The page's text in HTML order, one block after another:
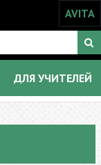
AVITA
ДЛЯ УЧИТЕЛЕЙ